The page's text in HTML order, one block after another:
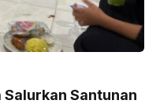
Santunan